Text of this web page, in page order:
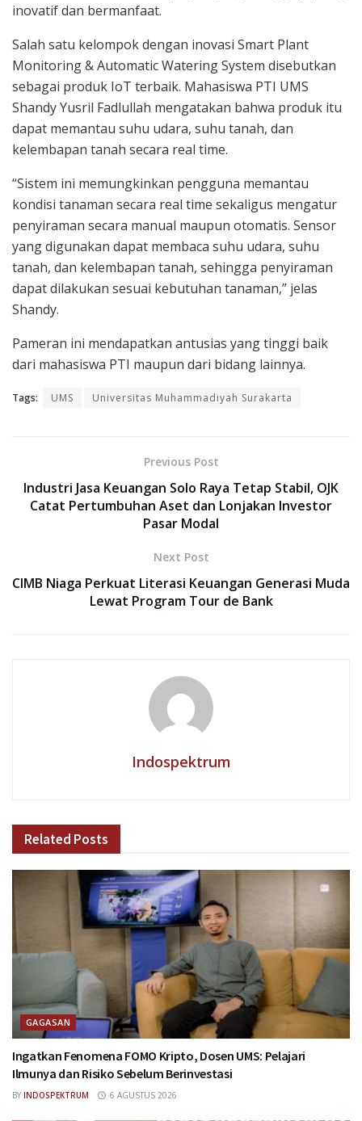
inovatif dan bermanfaat.
Salah satu kelompok dengan inovasi Smart Plant
Monitoring & Automatic Watering System disebutkan
sebagai produk IoT terbaik. Mahasiswa PTI UMS
Shandy Yusril Fadlullah mengatakan bahwa produk itu
dapat memantau suhu udara, suhu tanah, dan
kelembapan tanah secara real time.
“Sistem ini memungkinkan pengguna memantau
kondisi tanaman secara real time sekaligus mengatur
penyiraman secara manual maupun otomatis. Sensor
yang digunakan dapat membaca suhu udara, suhu
tanah, dan kelembapan tanah, sehingga penyiraman
dapat dilakukan sesuai kebutuhan tanaman,” jelas
Shandy.
Pameran ini mendapatkan antusias yang tinggi baik
dari mahasiswa PTI maupun dari bidang lainnya.
Tags: UMS Universitas Muhammadiyah Surakarta
Previous Post
Industri Jasa Keuangan Solo Raya Tetap Stabil, OJK
Catat Pertumbuhan Aset dan Lonjakan Investor
Pasar Modal
Next Post
CIMB Niaga Perkuat Literasi Keuangan Generasi Muda
Lewat Program Tour de Bank
Indospektrum
Related Posts
GAGASAN
Ingatkan Fenomena FOMO Kripto, Dosen UMS: Pelajari
Ilmunya dan Risiko Sebelum Berinvestasi
BY INDOSPEKTRUM 6 AGUSTUS 2026